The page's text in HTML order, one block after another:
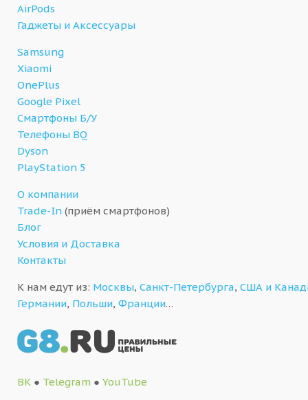
AirPods
Гаджеты и Аксессуары
Samsung
Xiaomi
OnePlus
Google Pixel
Смартфоны Б/У
Телефоны BQ
Dyson
PlayStation 5
О компании
Trade-In (приём смартфонов)
Блог
Условия и Доставка
Контакты
К нам едут из: Москвы, Санкт-Петербурга, США и
Германии, Польши, Франции…
ВК ● Telegram ● YouTube